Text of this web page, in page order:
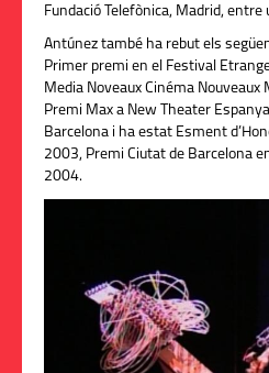
Fundació Telefònica, Madrid, entre
Antúnez també ha rebut els
Primer premi en el Festival
Media Noveaux Cinéma
Premi Max a New Theater
Barcelona i ha estat Esment
2003, Premi Ciutat de Barcelona
2004.